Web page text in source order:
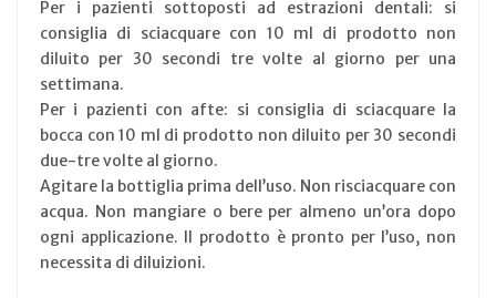
Per i pazienti sottoposti ad estrazioni dentali: si
consiglia di sciacquare con 10 ml di prodotto non
diluito per 30 secondi tre volte al giorno per una
settimana.
Per i pazienti con afte: si consiglia di sciacquare la
bocca con 10 ml di prodotto non diluito per 30 secondi
due-tre volte al giorno.
Agitare la bottiglia prima dell’uso. Non risciacquare con
acqua. Non mangiare o bere per almeno un’ora dopo
ogni applicazione. Il prodotto è pronto per l’uso, non
necessita di diluizioni.